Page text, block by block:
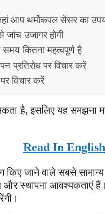
आप थर्मोकपल सेंसर का
जांच उजागर होगी
समय कितना महत्वपूर्ण है
प्रतिरोध पर विचार करें
विचार करें
है, इसलिए यह समझना
Read In English
जाने वाले सबसे सामान्य
और स्थापना आवश्यकताएं